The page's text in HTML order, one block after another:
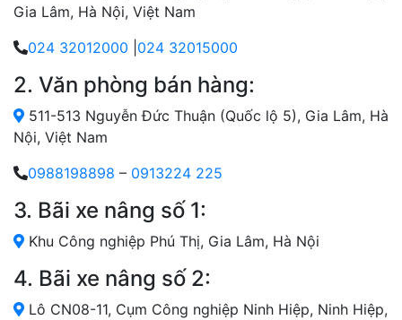
Gia Lâm, Hà Nội, Việt Nam
024 32012000 024 32015000
2. Văn phòng bán hàng:
511-513 Nguyễn Đức Thuận (Quốc lộ 5), Gia Lâm, Hà
Nội, Việt Nam
0988198898 – 0913224 225
3. Bãi xe nâng số 1:
Khu Công nghiệp Phú Thị, Gia Lâm, Hà Nội
4. Bãi xe nâng số 2:
Lô CN08-11, Cụm Công nghiệp Ninh Hiệp, Ninh Hiệp,